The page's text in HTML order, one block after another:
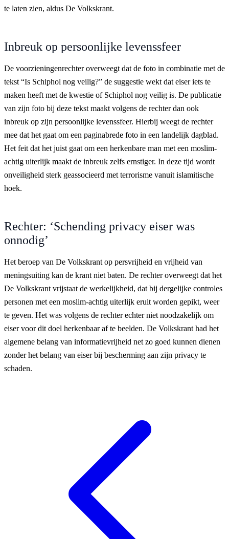
te laten zien, aldus De Volkskrant.
Inbreuk op persoonlijke levenssfeer
De voorzieningenrechter overweegt dat de foto in combinatie met de
tekst “Is Schiphol nog veilig?” de suggestie wekt dat eiser iets te
maken heeft met de kwestie of Schiphol nog veilig is. De publicatie
van zijn foto bij deze tekst maakt volgens de rechter dan ook
inbreuk op zijn persoonlijke levenssfeer. Hierbij weegt de rechter
mee dat het gaat om een paginabrede foto in een landelijk dagblad.
Het feit dat het juist gaat om een herkenbare man met een moslim-
achtig uiterlijk maakt de inbreuk zelfs ernstiger. In deze tijd wordt
onveiligheid sterk geassocieerd met terrorisme vanuit islamitische
hoek.
Rechter: ‘Schending privacy eiser was
onnodig’
Het beroep van De Volkskrant op persvrijheid en vrijheid van
meningsuiting kan de krant niet baten. De rechter overweegt dat het
De Volkskrant vrijstaat de werkelijkheid, dat bij dergelijke controles
personen met een moslim-achtig uiterlijk eruit worden gepikt, weer
te geven. Het was volgens de rechter echter niet noodzakelijk om
eiser voor dit doel herkenbaar af te beelden. De Volkskrant had het
algemene belang van informatievrijheid net zo goed kunnen dienen
zonder het belang van eiser bij bescherming aan zijn privacy te
schaden.